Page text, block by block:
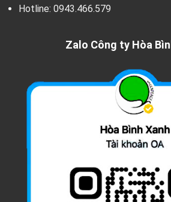
Hotline: 0943.466.579
Zalo Công ty Hòa